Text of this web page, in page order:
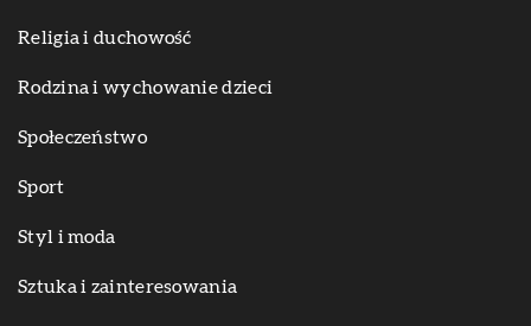
Religia i duchowość
Rodzina i wychowanie dzieci
Społeczeństwo
Sport
Styl i moda
Sztuka i zainteresowania